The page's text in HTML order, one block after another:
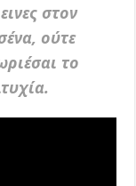
στον
ούτε
το